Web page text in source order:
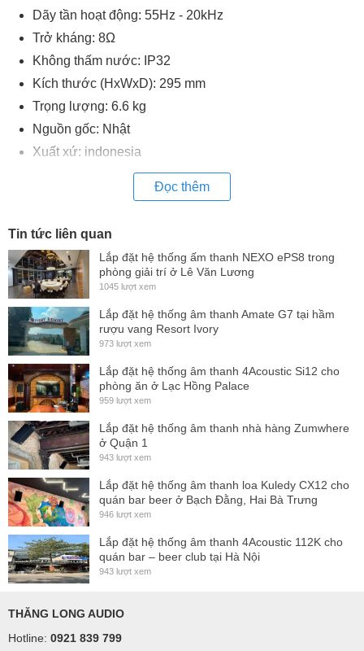
Dãy tần hoạt động: 55Hz - 20kHz
Trở kháng: 8Ω
Không thấm nước: IP32
Kích thước (HxWxD): 295 mm
Trọng lượng: 6.6 kg
Nguồn gốc: Nhật
Xuất xứ: indonesia
Đọc thêm
Tin tức liên quan
Lắp đặt hệ thống ấm thanh NEXO ePS8 trong
phòng giải trí ở Lê Văn Lương
1045 lượt xem
Lắp đặt hệ thống âm thanh Amate G7 tại hầm
rượu vang Resort Ivory
973 lượt xem
Lắp đặt hệ thống âm thanh 4Acoustic Si12 cho
phòng ăn ở Lạc Hồng Palace
959 lượt xem
Lắp đặt hệ thống âm thanh nhà hàng Zumwhere
ở Quận 1
943 lượt xem
Lắp đặt hệ thống âm thanh loa Kuledy CX12 cho
quán bar beer ở Bạch Đằng, Hai Bà Trưng
946 lượt xem
Lắp đặt hệ thống âm thanh 4Acoustic 112K cho
quán bar – beer club tại Hà Nội
943 lượt xem
THĂNG LONG AUDIO
Hotline: 0921 839 799